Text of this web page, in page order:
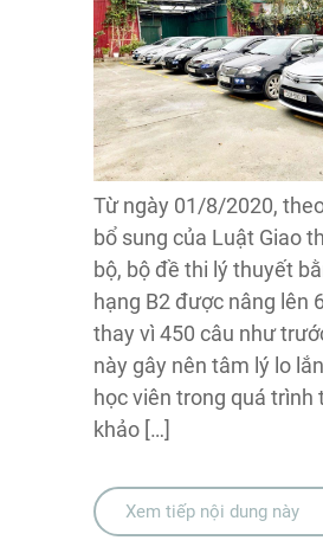
Từ ngày 01/8/2020,
bổ sung của Luật Giao
bộ, bộ đề thi lý thuyết
hạng B2 được nâng lên
thay vì 450 câu như
này gây nên tâm lý lo
học viên trong quá trình
khảo […]
Xem tiếp nội dung này